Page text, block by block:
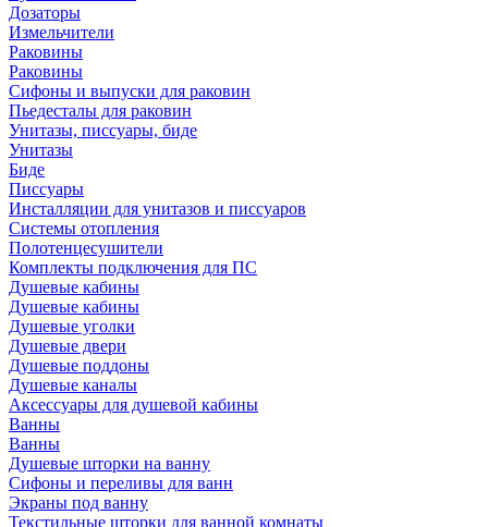
Дозаторы
Измельчители
Раковины
Раковины
Сифоны и выпуски для раковин
Пьедесталы для раковин
Унитазы, писсуары, биде
Унитазы
Биде
Писсуары
Инсталляции для унитазов и писсуаров
Системы отопления
Полотенцесушители
Комплекты подключения для ПС
Душевые кабины
Душевые кабины
Душевые уголки
Душевые двери
Душевые поддоны
Душевые каналы
Аксессуары для душевой кабины
Ванны
Ванны
Душевые шторки на ванну
Сифоны и переливы для ванн
Экраны под ванну
Текстильные шторки для ванной комнаты